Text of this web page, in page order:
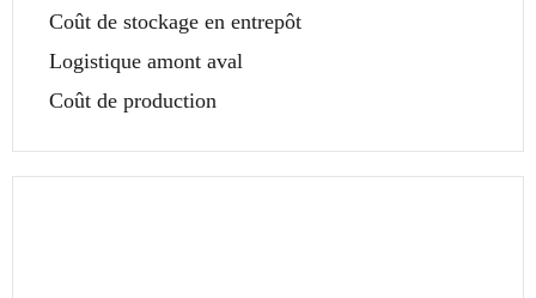
Coût de stockage en entrepôt
Logistique amont aval
Coût de production